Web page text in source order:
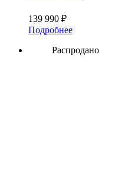
139 990 ₽
Подробнее
Распродано